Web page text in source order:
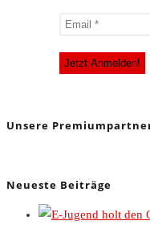
Unsere
Neueste Beiträge